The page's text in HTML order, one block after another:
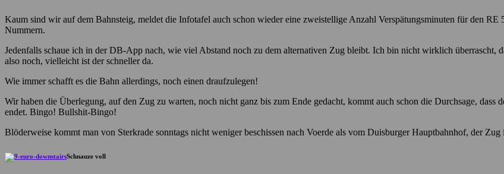
Kaum sind wir auf dem Bahnsteig, meldet die Infotafel auch schon wieder eine zweistellige Anzahl Verspätungsminuten für den
Nummern.
Jedenfalls schaue ich in der DB-App nach, wie viel Abstand noch zu dem alternativen Zug bleibt. Ich bin nicht wirklich überrascht,
also noch, vielleicht ist der schneller da.
Wie immer schafft es die Bahn allerdings, noch einen draufzulegen!
Wir haben die Überlegung, auf den Zug zu warten, noch nicht ganz bis zum Ende gedacht, kommt auch schon die Durchsage,
endet. Bingo! Bullshit-Bingo!
Blöderweise kommt man von Sterkrade sonntags nicht weniger beschissen nach Voerde als vom Duisburger Hauptbahnhof, der
Schnauze voll